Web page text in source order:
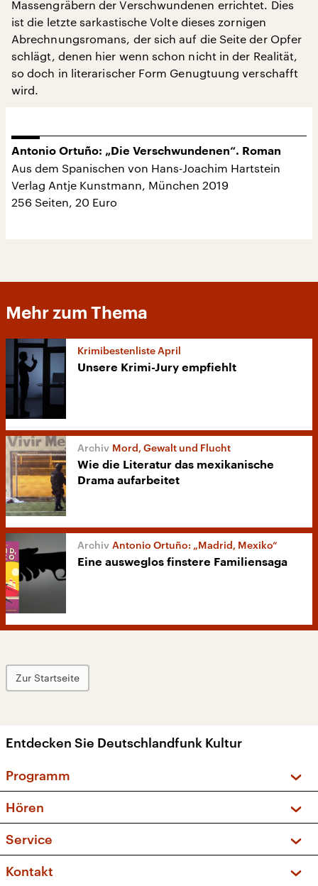
Massengräbern der Verschwundenen errichtet. Dies
ist die letzte sarkastische Volte dieses zornigen
Abrechnungsromans, der sich auf die Seite der Opfer
schlägt, denen hier wenn schon nicht in der Realität,
so doch in literarischer Form Genugtuung verschafft
wird.
Antonio Ortuño: „Die Verschwundenen“. Roman
Aus dem Spanischen von Hans-Joachim Hartstein
Verlag Antje Kunstmann, München 2019
256 Seiten, 20 Euro
Mehr zum Thema
Krimibestenliste April
Unsere Krimi-Jury empfiehlt
Mord, Gewalt und Flucht
Wie die Literatur das mexikanische
Drama aufarbeitet
Antonio Ortuño: „Madrid, Mexiko“
Eine ausweglos finstere Familiensaga
Zur Startseite
Entdecken Sie Deutschlandfunk Kultur
Programm
Sendungen und Podcasts
Musikliste
Kakadu – Das Kinderprogramm
Hören
Frequenzen (UKW + DAB+)
Service
FAQ
Kontakt